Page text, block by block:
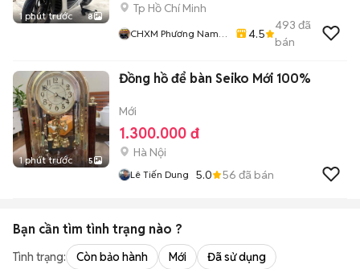
1 phút trước 8
Tp Hồ Chí Minh
CHXM Phương Nam
4.5
493 đã
bán
1 phút trước 5
Đồng hồ để bàn Seiko Mới 100%
Mới
1.300.000 đ
Hà Nội
Lê Tiến Dung 5.0 56 đã bán
Bạn cần tìm tình trạng nào ?
Tình trạng: Còn bảo hành Mới Đã sử dụng